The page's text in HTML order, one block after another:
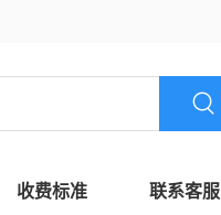
收费标准 联系客服